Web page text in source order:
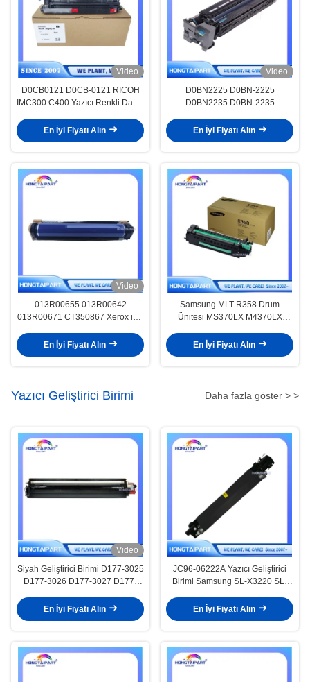
Video
D0CB0121 D0CB-0121 RICOH
IMC300 C400 Yazıcı Renkli Davul
En İyi Fiyatı Alın
Video
D0BN2225 D0BN-2225
D0BN2235 D0BN-2235
IMC3000 IMC3500 IMC4500
En İyi Fiyatı Alın
Video
013R00655 013R00642
013R00671 CT350867 Xerox için
J75 560 7500 7780 6680 6500
En İyi Fiyatı Alın
Samsung MLT-R358 Drum
Ünitesi MS370LX M4370LX
En İyi Fiyatı Alın
Yazıcı Geliştirici Birimi Daha fazla göster > >
Video
Siyah Geliştirici Birimi D177-3025
D177-3026 D177-3027 D177-
D177-3022 D177-3023 Ricoh MP
için C2003 C2503 Ofis Yazıcı
En İyi Fiyatı Alın
JC96-06222A Yazıcı Geliştirici
Birimi Samsung SL-X3220 SL-
9251
En İyi Fiyatı Alın